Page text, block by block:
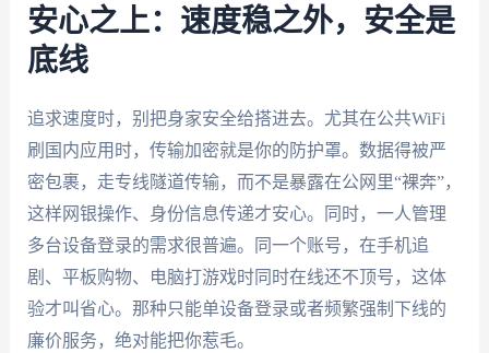
安心之上：速度稳之外，安全是
底线
追求速度时，别把身家安全给搭进去。尤其在公共WiFi
刷国内应用时，传输加密就是你的防护罩。数据得被严
密包裹，走专线隧道传输，而不是暴露在公网里“裸奔”，
这样网银操作、身份信息传递才安心。同时，一人管理
多台设备登录的需求很普遍。同一个账号，在手机追
剧、平板购物、电脑打游戏时同时在线还不顶号，这体
验才叫省心。那种只能单设备登录或者频繁强制下线的
廉价服务，绝对能把你惹毛。